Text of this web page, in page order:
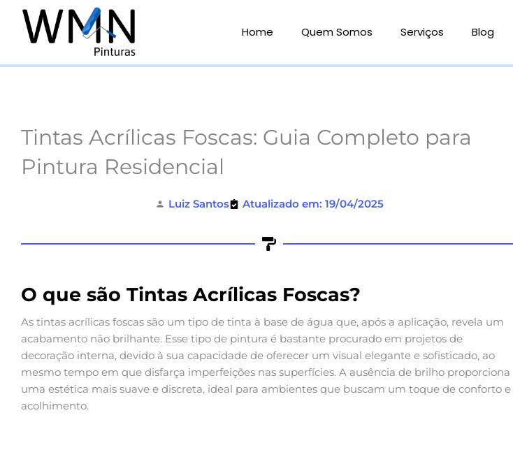
Home Quem Somos Serviços Blog
Tintas Acrílicas Foscas: Guia Completo para
Pintura Residencial
Luiz Santos Atualizado em: 19/04/2025
O que são Tintas Acrílicas Foscas?
As tintas acrílicas foscas são um tipo de tinta à base de água que, após a aplicação, revela um
acabamento não brilhante. Esse tipo de pintura é bastante procurado em projetos de
decoração interna, devido à sua capacidade de oferecer um visual elegante e sofisticado, ao
mesmo tempo em que disfarça imperfeições nas superfícies. A ausência de brilho proporciona
uma estética mais suave e discreta, ideal para ambientes que buscam um toque de conforto e
acolhimento.